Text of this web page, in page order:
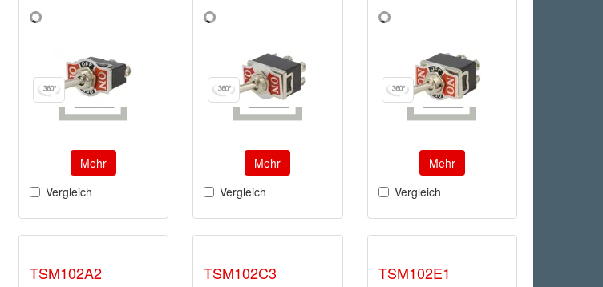
Mehr
Vergleich
Mehr
Vergleich
Mehr
Vergleich
TSM102A2 TSM102C3 TSM102E1